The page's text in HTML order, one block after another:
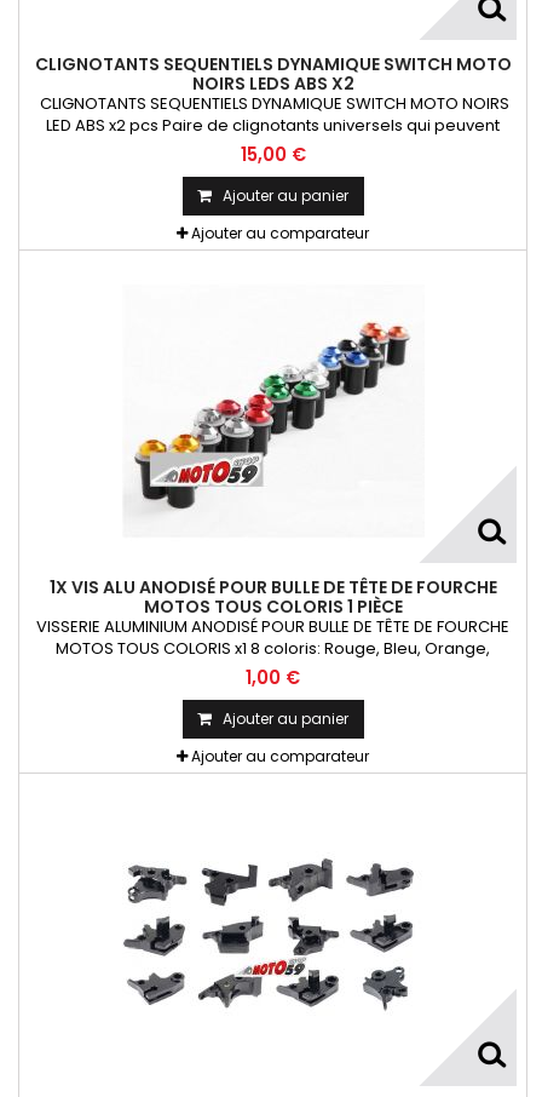
CLIGNOTANTS SEQUENTIELS DYNAMIQUE SWITCH MOTO
NOIRS LEDS ABS X2
CLIGNOTANTS SEQUENTIELS DYNAMIQUE SWITCH MOTO NOIRS
LED ABS x2 pcs Paire de clignotants universels qui peuvent
être adaptables sur toutes motos ou scooters
15,00 €
Ajouter au panier
Ajouter au comparateur
1X VIS ALU ANODISÉ POUR BULLE DE TÊTE DE FOURCHE
MOTOS TOUS COLORIS 1 PIÈCE
VISSERIE ALUMINIUM ANODISÉ POUR BULLE DE TÊTE DE FOURCHE
MOTOS TOUS COLORIS x1 8 coloris: Rouge, Bleu, Orange,
Argent, Titanium, Or, Noir et VertKit= Vis M5x16 alu + écrou
caoutchouc fileté + rondelle La Pièce !!!
1,00 €
Ajouter au panier
Ajouter au comparateur